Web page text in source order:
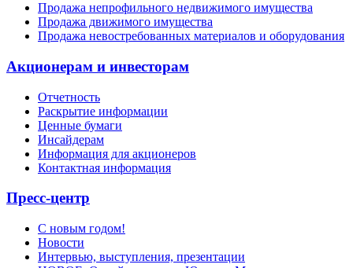
Продажа непрофильного недвижимого имущества
Продажа движимого имущества
Продажа невостребованных материалов и оборудования
Акционерам и инвесторам
Отчетность
Раскрытие информации
Ценные бумаги
Инсайдерам
Информация для акционеров
Контактная информация
Пресс-центр
С новым годом!
Новости
Интервью, выступления, презентации